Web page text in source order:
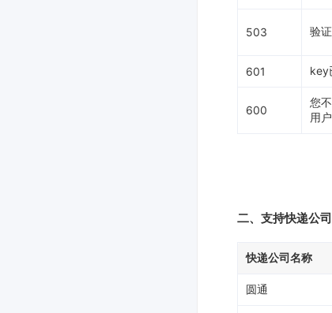
503 验
601 key
600
您
用户
二、支持快递公
快递公司名称
圆通